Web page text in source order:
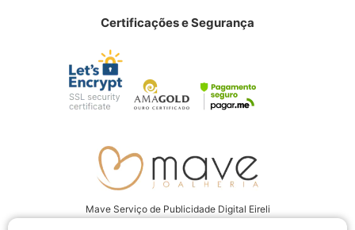
Certificações e Segurança
Mave Serviço de Publicidade Digital Eireli